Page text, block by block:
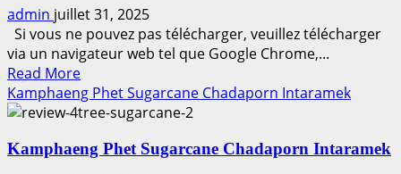
admin juillet 31, 2025
Si vous ne pouvez pas télécharger, veuillez télécharger
via un navigateur web tel que Google Chrome,...
Read MoreRead
more
about
Province
Kamphaeng Phet Sugarcane Chadaporn Intaramek
Kamphaeng Phet Sugarcane Chadaporn Intaramek